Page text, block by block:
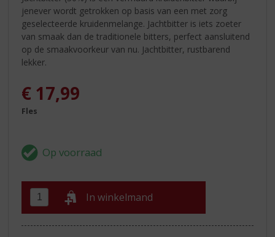
jenever wordt getrokken op basis van een met zorg
geselecteerde kruidenmelange. Jachtbitter is iets zoeter
van smaak dan de traditionele bitters, perfect aansluitend
op de smaakvoorkeur van nu. Jachtbitter, rustbarend
lekker.
€ 17,99
Fles
In winkelmand